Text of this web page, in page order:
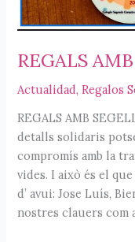
REGALS
Actualidad,Regalos
REGALS AMB
detalls solidaris
compromís amb la
vides. I això és el
d’ avui: Jose Luís,
nostres clauers com